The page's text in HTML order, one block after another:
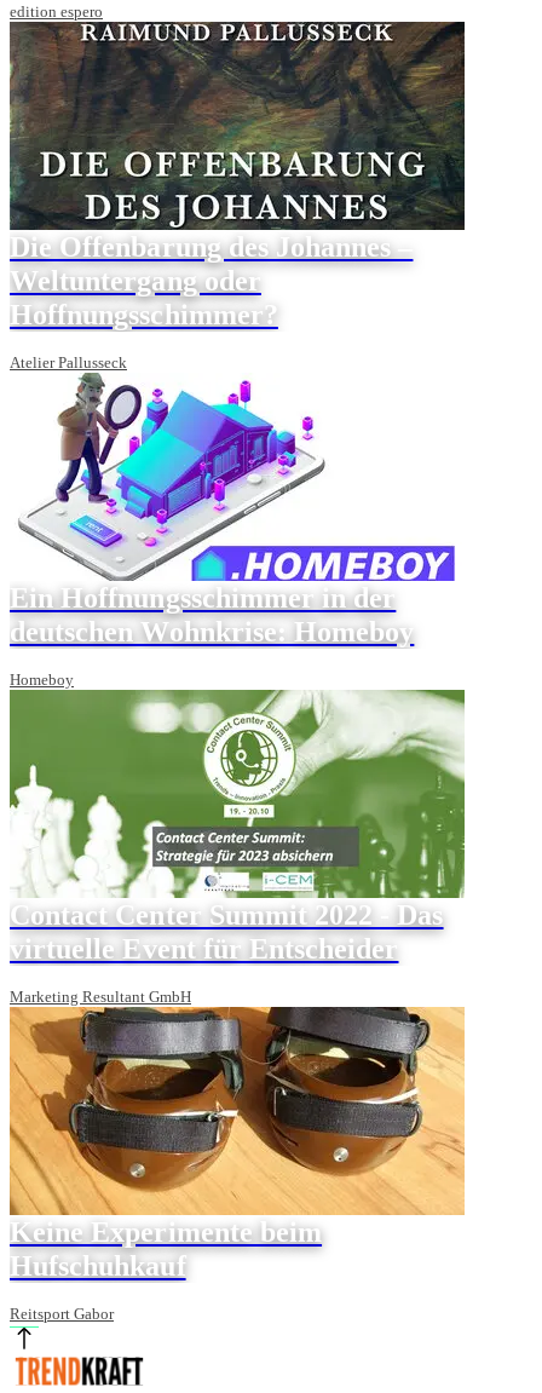
edition espero
Die Offenbarung des Johannes –
Weltuntergang oder
Hoffnungsschimmer?
Atelier Pallusseck
Ein Hoffnungsschimmer in der
deutschen Wohnkrise: Homeboy
Homeboy
Contact Center Summit 2022 - Das
virtuelle Event für Entscheider
Marketing Resultant GmbH
Keine Experimente beim
Hufschuhkauf
Reitsport Gabor